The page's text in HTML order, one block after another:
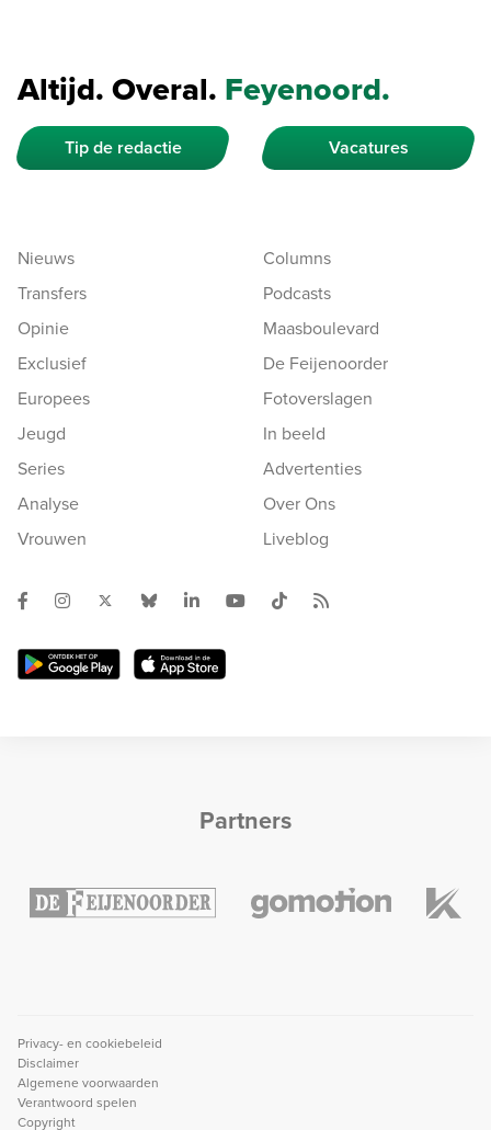
Altijd. Overal. Feyenoord.
Tip de redactie Vacatures
Nieuws
Transfers
Opinie
Exclusief
Europees
Jeugd
Series
Analyse
Vrouwen
Columns
Podcasts
Maasboulevard
De Feijenoorder
Fotoverslagen
In beeld
Advertenties
Over Ons
Liveblog
Partners
Privacy- en cookiebeleid
Disclaimer
Algemene voorwaarden
Verantwoord spelen
Copyright